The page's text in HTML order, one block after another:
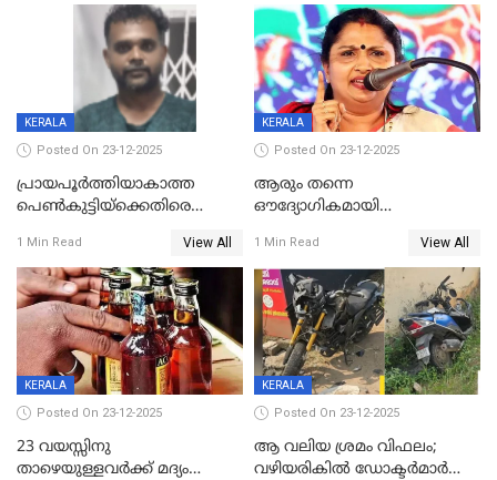
KERALA
Posted On 23-12-2025
പ്രായപൂർത്തിയാകാത്ത
പെൺകുട്ടിയ്ക്കെതിരെ
59 വർഷം തടവും 90,൦൦൦ രൂപ
പിഴയും ശിക്ഷ
1 Min Read View All
KERALA
Posted On 23-12-2025
ആരും തന്നെ
ഔദ്യോഗികമായി
കണ്ടെത്താൻ ഇന്ന് കോർ
കമ്മിറ്റി കൂടിയില്ല';
അതൃപ്തിയുമായി ദീപ്തി മേരി
വർഗീസ്
1 Min Read View All
KERALA
Posted On 23-12-2025
23 വയസ്സിനു
താഴെയുള്ളവർക്ക് മദ്യം
KERALA
Posted On 23-12-2025
ആ വലിയ ശ്രമം വിഫലം;
വഴിയരികില്‍ ‌ഡോക്ടര്‍മാര്‍